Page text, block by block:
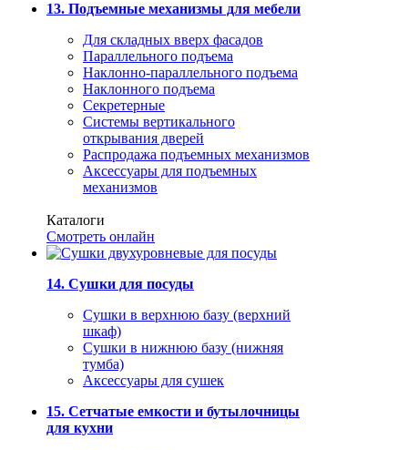
13. Подъемные механизмы для мебели
Для складных вверх фасадов
Параллельного подъема
Наклонно-параллельного подъема
Наклонного подъема
Секретерные
Системы вертикального
открывания дверей
Распродажа подъемных механизмов
Аксессуары для подъемных
механизмов
Каталоги
Смотреть онлайн
14. Сушки для посуды
Сушки в верхнюю базу (верхний
шкаф)
Сушки в нижнюю базу (нижняя
тумба)
Аксессуары для сушек
15. Сетчатые емкости и бутылочницы
для кухни